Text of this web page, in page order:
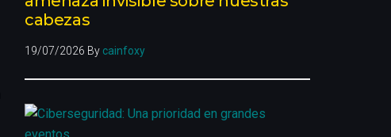
cabezas
19/07/2026 By cainfoxy